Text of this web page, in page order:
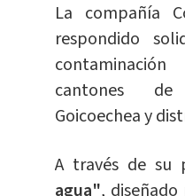
La compañía
respondido
cantones
Goicoechea y
A través de su
agua",